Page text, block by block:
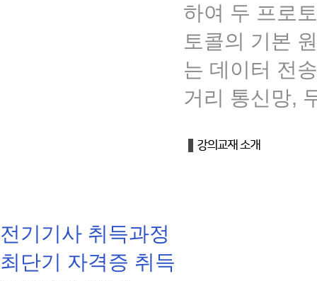
하여 두 프로
토콜의 기본
는 데이터 전
거리 통신망,
전기기사 취득과정
최단기 자격증 취득